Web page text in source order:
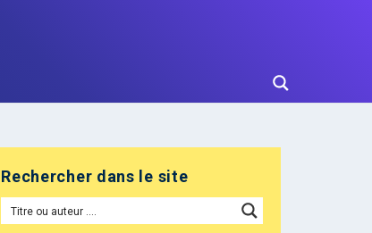
Rechercher dans le site